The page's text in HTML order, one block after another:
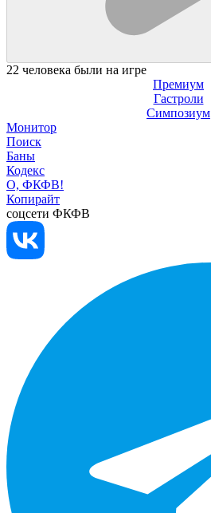
22 человека были на игре
Премиум
Гастроли
Симпозиум
Монитор
Поиск
Баны
Кодекс
О, ФКФВ!
Копирайт
соцсети ФКФВ